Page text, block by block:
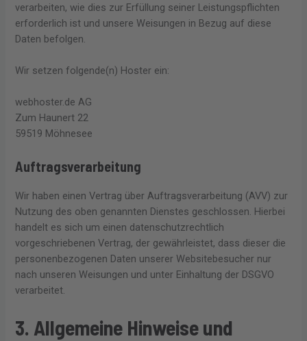
verarbeiten, wie dies zur Erfüllung seiner Leistungspflichten
erforderlich ist und unsere Weisungen in Bezug auf diese
Daten befolgen.
Wir setzen folgende(n) Hoster ein:
webhoster.de AG
Zum Haunert 22
59519 Möhnesee
Auftragsverarbeitung
Wir haben einen Vertrag über Auftragsverarbeitung (AVV) zur
Nutzung des oben genannten Dienstes geschlossen. Hierbei
handelt es sich um einen datenschutzrechtlich
vorgeschriebenen Vertrag, der gewährleistet, dass dieser die
personenbezogenen Daten unserer Websitebesucher nur
nach unseren Weisungen und unter Einhaltung der DSGVO
verarbeitet.
3. Allgemeine Hinweise und